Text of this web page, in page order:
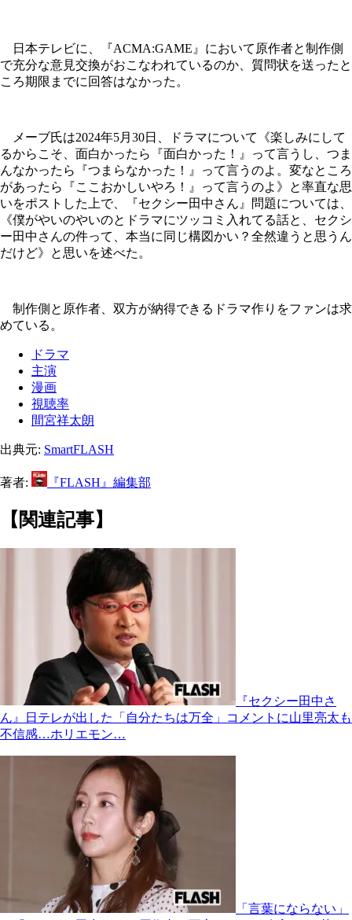
日本テレビに、『ACMA:GAME』において原作者と制作側
で充分な意見交換がおこなわれているのか、質問状を送ったと
ころ期限までに回答はなかった。
メーブ氏は2024年5月30日、ドラマについて《楽しみにして
るからこそ、面白かったら『面白かった！』って言うし、つま
んなかったら『つまらなかった！』って言うのよ。変なところ
があったら『ここおかしいやろ！』って言うのよ》と率直な思
いをポストした上で、『セクシー田中さん』問題については、
《僕がやいのやいのとドラマにツッコミ入れてる話と、セクシ
ー田中さんの件って、本当に同じ構図かい？全然違うと思うん
だけど》と思いを述べた。
制作側と原作者、双方が納得できるドラマ作りをファンは求
めている。
ドラマ
主演
漫画
視聴率
間宮祥太朗
出典元: SmartFLASH
著者: 『FLASH』編集部
【関連記事】
『セクシー田中さ
ん』日テレが出した「自分たちは万全」コメントに山里亮太も
不信感…ホリエモン…
「言葉にならない」